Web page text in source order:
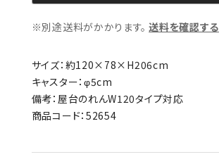
※別途送料がかかります。 送料を確認する
サイズ：約120×78×H206cm
キャスター：φ5cm
備考：屋台のれんW120タイプ対応
商品コード：52654